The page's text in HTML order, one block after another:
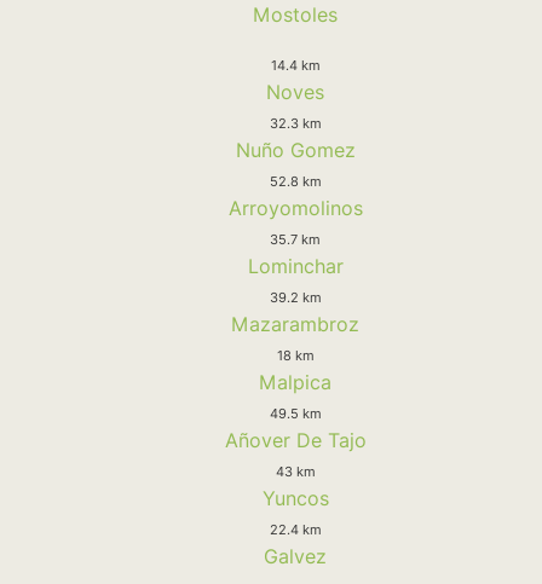
Mostoles
14.4 km
Noves
32.3 km
Nuño Gomez
52.8 km
Arroyomolinos
35.7 km
Lominchar
39.2 km
Mazarambroz
18 km
Malpica
49.5 km
Añover De Tajo
43 km
Yuncos
22.4 km
Galvez